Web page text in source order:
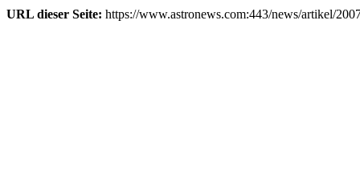
URL dieser Seite: https://www.astronews.com:443/news/artikel/